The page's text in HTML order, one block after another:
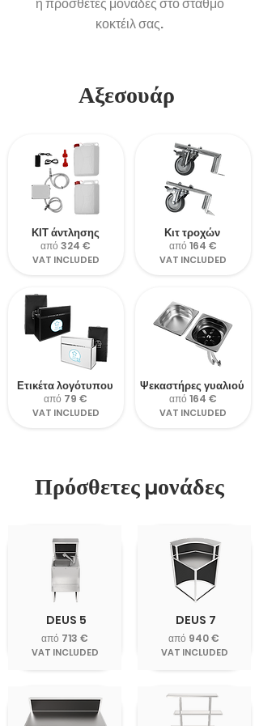
ή πρόσθετες μονάδες στο σταθμό
κοκτέιλ σας.
Αξεσουάρ
ΚΙΤ άντλησης
από 324 €
VAT INCLUDED
Ετικέτα λογότυπου
από 79 €
VAT INCLUDED
Κιτ τροχών
από 164 €
VAT INCLUDED
Ψεκαστήρες γυαλιού
από 164 €
VAT INCLUDED
Πρόσθετες μονάδες
DEUS 5
από 713 €
VAT INCLUDED
DEUS 7
από 940 €
VAT INCLUDED